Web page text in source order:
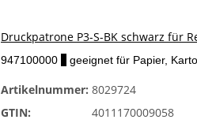
Druckpatrone P3-S-BK schwarz für
947100000 geeignet für Papier,
Artikelnummer: 8029724
GTIN:
4011170009058